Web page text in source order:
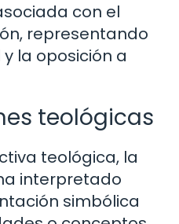
con el
representando
la oposición a
teológicas
teológica, la
interpretado
simbólica